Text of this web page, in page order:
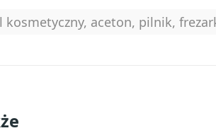
kosmetyczny, aceton, pilnik,